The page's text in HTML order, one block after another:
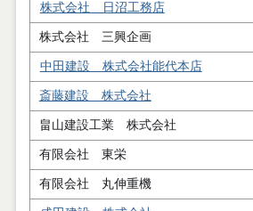
株式会社 日沼工務店
株式会社 三興企画
中田建設 株式会社能代本店
斎藤建設 株式会社
畠山建設工業 株式会社
有限会社 東栄
有限会社 丸伸重機